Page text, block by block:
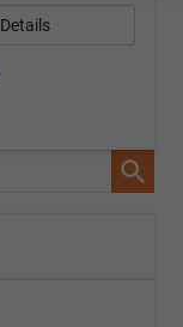
Details